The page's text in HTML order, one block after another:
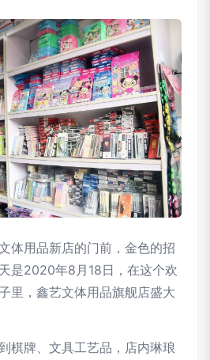
体用品新店的门前，金色的招
是2020年8月18日，在这个欢
里，鑫艺文体用品旗舰店盛大
棋牌、文具工艺品，店内琳琅